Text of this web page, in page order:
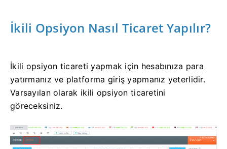
İkili Opsiyon Nasıl Ticaret Yapılır?
İkili opsiyon ticareti yapmak için hesabınıza para
yatırmanız ve platforma giriş yapmanız yeterlidir.
Varsayılan olarak ikili opsiyon ticaretini
göreceksiniz.